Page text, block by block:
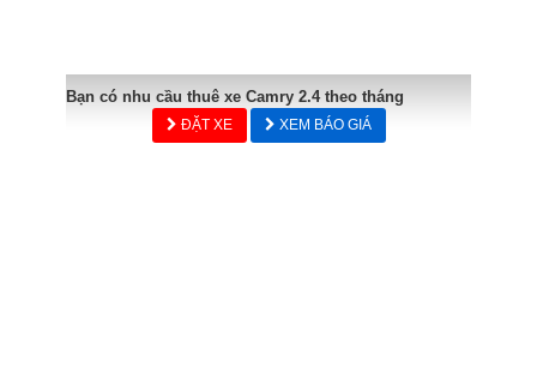
Bạn có nhu cầu thuê xe Camry 2.4 theo tháng
ĐẶT XE XEM BÁO GIÁ